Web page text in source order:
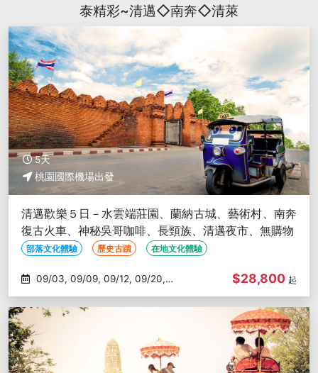
泰精彩~清邁◇南奔◇清萊
5天
桃園國際機場出發
清邁歡樂５日－水雲端莊園、蘭納古城、藝術村、南奔
復古火車、神秘吳哥咖啡、長頸族、清邁夜市、無購物
部落文化體驗 歷史古蹟 在地文化體驗
09/26
$28,800 起